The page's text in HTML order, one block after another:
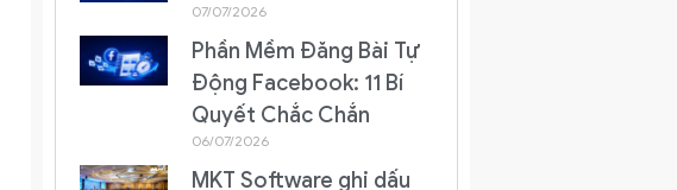
07/07/2026
Phần Mềm Đăng Bài Tự
Động Facebook: 11 Bí
Quyết Chắc Chắn
06/07/2026
MKT Software ghi dấu